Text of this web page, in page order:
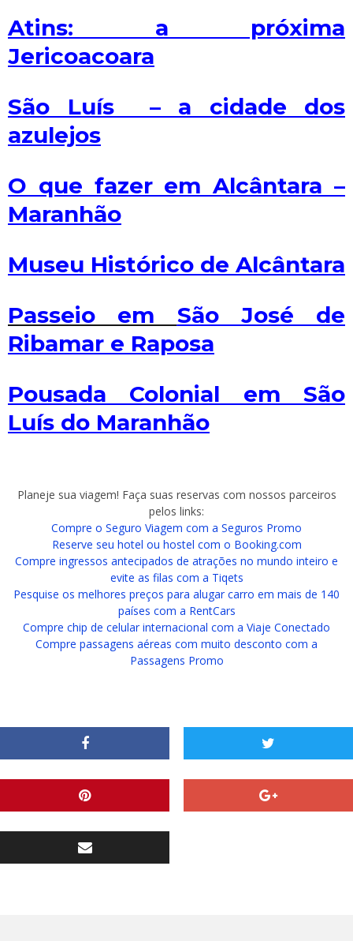
Atins: a próxima
Jericoacoara
São Luís – a cidade dos
azulejos
O que fazer em Alcântara –
Maranhão
Museu Histórico de Alcântara
Passeio em São José de
Ribamar e Raposa
Pousada Colonial em São
Luís do Maranhão
Planeje sua viagem! Faça suas reservas com nossos parceiros
pelos links:
Compre o Seguro Viagem com a Seguros Promo
Reserve seu hotel ou hostel com o Booking.com
Compre ingressos antecipados de atrações no mundo inteiro e
evite as filas com a Tiqets
Pesquise os melhores preços para alugar carro em mais de 140
países com a RentCars
Compre chip de celular internacional com a Viaje Conectado
Compre passagens aéreas com muito desconto com a
Passagens Promo